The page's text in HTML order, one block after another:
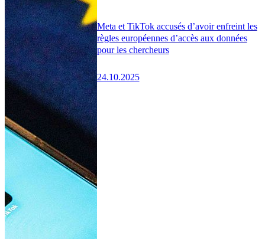
Meta et TikTok accusés d’avoir enfreint les
règles européennes d’accès aux données
pour les chercheurs
24.10.2025